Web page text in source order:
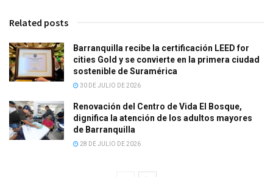
Related posts
Barranquilla recibe la certificación LEED for
cities Gold y se convierte en la primera ciudad
sostenible de Suramérica
30 DE JULIO DE 2026
Renovación del Centro de Vida El Bosque,
dignifica la atención de los adultos mayores
de Barranquilla
28 DE JULIO DE 2026